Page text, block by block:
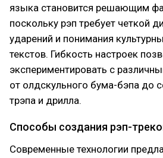
языка становится решающим
поскольку рэп требует четкой
ударений и понимания
текстов. Гибкость настроек
экспериментировать с
от олдскульного бума-бэпа до
трэпа и дрилла.
Способы создания рэп-
Современные технологии